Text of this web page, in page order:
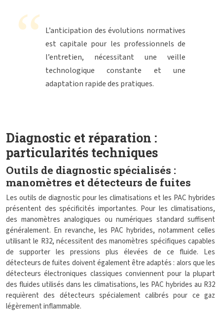
L’anticipation des évolutions normatives
est capitale pour les professionnels de
l’entretien, nécessitant une veille
technologique constante et une
adaptation rapide des pratiques.
Diagnostic et réparation :
particularités techniques
Outils de diagnostic spécialisés :
manomètres et détecteurs de fuites
Les outils de diagnostic pour les climatisations et les PAC hybrides
présentent des spécificités importantes. Pour les climatisations,
des manomètres analogiques ou numériques standard suffisent
généralement. En revanche, les PAC hybrides, notamment celles
utilisant le R32, nécessitent des manomètres spécifiques capables
de supporter les pressions plus élevées de ce fluide. Les
détecteurs de fuites doivent également être adaptés : alors que les
détecteurs électroniques classiques conviennent pour la plupart
des fluides utilisés dans les climatisations, les PAC hybrides au R32
requièrent des détecteurs spécialement calibrés pour ce gaz
légèrement inflammable.